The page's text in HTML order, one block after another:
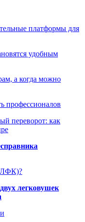
платформы для
удобным
а когда можно
профессионалов
переворот: как
(ЛФК)?
легковушек